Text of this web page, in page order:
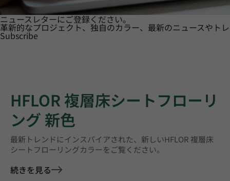
ニュースレターにご登録ください。
革新的なプロジェクト、独自のカラー、最新のニュースやト
Subscribe
HFLOR 複層床シートフローリ
ング 新色
最新トレンドにインスパイアされた、新しいHFLOR 複層床
シートフローリングカラーをご覧ください。
続きを見る